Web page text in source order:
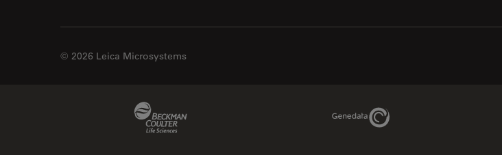
© 2026 Leica Microsystems
Genedata Link